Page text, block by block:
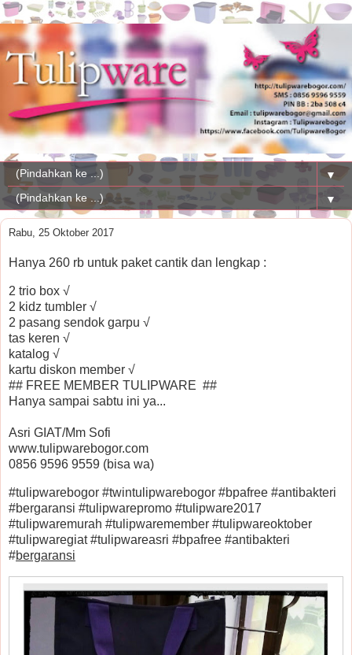
▼
▼
Rabu, 25 Oktober 2017
Hanya 260 rb untuk paket cantik dan lengkap :
2 trio box √
2 kidz tumbler √
2 pasang sendok garpu √
tas keren √
katalog √
kartu diskon member √
## FREE MEMBER TULIPWARE ##
Hanya sampai sabtu ini ya...
Asri GIAT/Mm Sofi
www.tulipwarebogor.com
0856 9596 9559 (bisa wa)
#tulipwarebogor #twintulipwarebogor #bpafree #antibakteri
#bergaransi #tulipwarepromo #tulipware2017
#tulipwaremurah #tulipwaremember #tulipwareoktober
#tulipwaregiat #tulipwareasri #bpafree #antibakteri
#bergaransi